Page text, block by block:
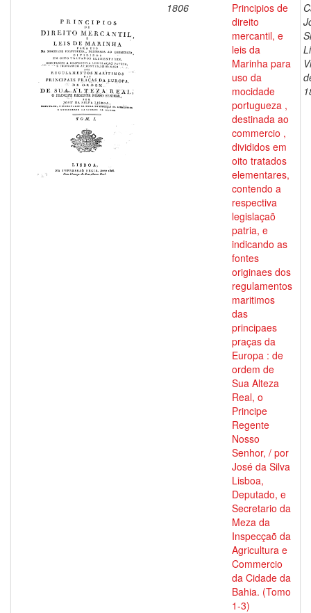
1806
Principios de
direito
mercantil, e
leis da
Marinha para
uso da
mocidade
portugueza ,
destinada ao
commercio ,
divididos em
oito tratados
elementares,
contendo a
respectiva
legislaçaõ
patria, e
indicando as
fontes
originaes dos
regulamentos
maritimos
das
principaes
praças da
Europa : de
ordem de
Sua Alteza
Real, o
Principe
Regente
Nosso
Senhor, / por
José da Silva
Lisboa,
Deputado, e
Secretario da
Meza da
Inspecçaõ da
Agricultura e
Commercio
da Cidade da
Bahia. (Tomo
1-3)